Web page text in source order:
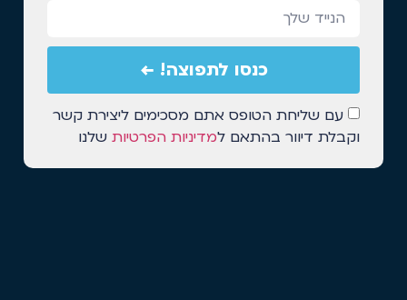
עם שליחת הטופס אתם מסכימים ליצירת קשר
וקבלת דיוור בהתאם למדיניות הפרטיות שלנו
כנסו לתפוצה! ←